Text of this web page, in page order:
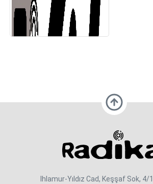
Ihlamur-Yıldız Cad, Keşşaf Sok,